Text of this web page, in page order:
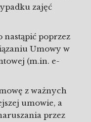
zajęć
poprzez
Umowy w
(m.in. e-
z ważnych
umowie, a
przez